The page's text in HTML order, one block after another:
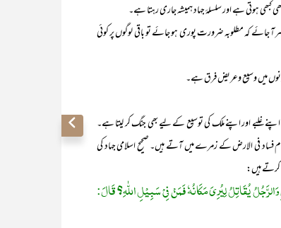
کبھی ہوتی ہے اور سلسلۂ جہاد ہمیشہ جاری رہتا ہے۔
آ جائے کہ مطلوبہ ضرورت پوری ہو جائے تو باقی لوگوں پر کوئی
دونوں میں وسیع وعریض فرق ہے۔
غلبے اور اپنے ملک کی توسیع کے لیے بھی جنگ کر لیتا ہے۔
فساد فی الارض کے زمرے میں آتے ہیں۔ صحیح اسلامی جہاد کی
ہیں:
یُقَاتِلُ لِیُرِیَ مَکَانُہٗ فَمَنْ فِیْ سَبِیْلِ اللّٰہِ؟ قَالَ: